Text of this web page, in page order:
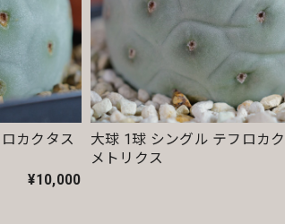
オベサ / ユーフォルビア
今回満を持して迎え入れる事が出来ました😊ま
カクタス
¥10,000
大球 1球 シングル テフロカ
メトリクス